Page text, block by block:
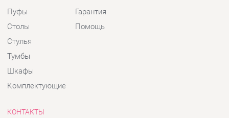
КОНТАКТЫ
Шоурум и склад самовывоза
Адрес: г. Екатеринбург, пер.
Базовый, 47
Телефон: +7 (903) 000-00-00